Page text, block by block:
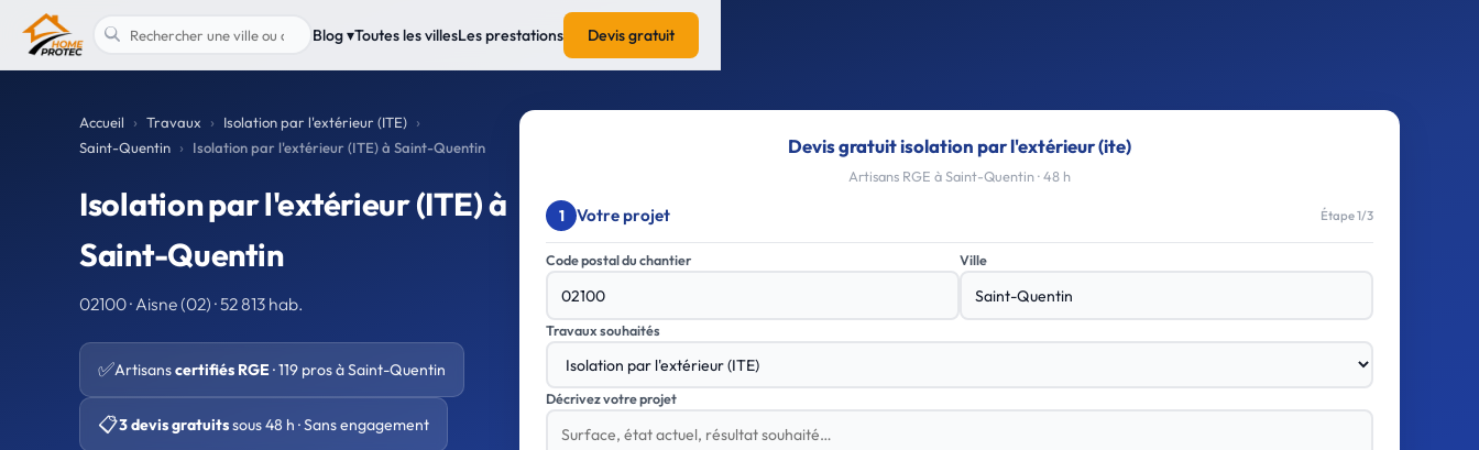
Blog ▾Toutes les villesLes prestations Devis gratuit
Accueil Travaux
Isolation par l'extérieur (ITE)
Saint-Quentin
Isolation par l'extérieur (ITE) à Saint-Quentin
Isolation par l'extérieur (ITE) à
Saint-Quentin
02100 · Aisne (02) · 52 813 hab.
✅Artisanscertifiés RGE · 119 pros à Saint-Quentin
📋3 devis gratuitssous 48 h · Sans engagement
Devis gratuit isolation par l'extérieur (ite)
Artisans RGE à Saint-Quentin · 48 h
1 Votre projet Étape 1/3
Code postal du chantier Ville
Travaux souhaités
Décrivez votre projet